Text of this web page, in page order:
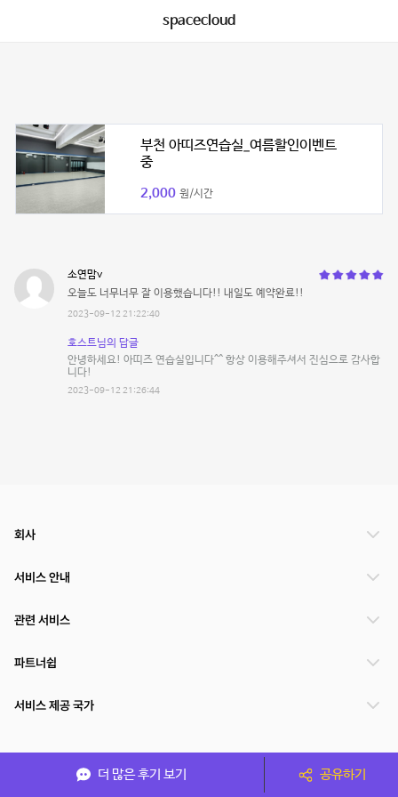
spacecloud
부천 아띠즈연습실_여름할인이벤트
중
2,000 원/시간
소연맘v
오늘도 너무너무 잘 이용했습니다!! 내일도 예약완료!!
2023-09-12 21:22:40
호스트님의 답글
안녕하세요! 아띠즈 연습실입니다^^ 항상 이용해주셔서 진심으로 감사합
니다!
2023-09-12 21:26:44
더 많은 후기 보기 공유하기
회사
서비스 안내
관련 서비스
파트너쉽
서비스 제공 국가
(주)NSPACE 사업자정보